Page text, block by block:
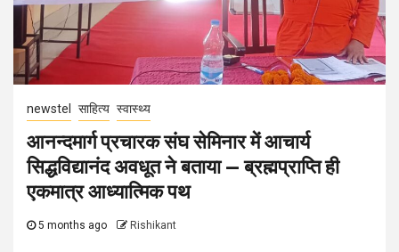
newstel साहित्य स्वास्थ्य
आनन्दमार्ग प्रचारक संघ सेमिनार में आचार्य
सिद्धविद्यानंद अवधूत ने बताया — ब्रह्मप्राप्ति ही
एकमात्र आध्यात्मिक पथ
5 months ago Rishikant